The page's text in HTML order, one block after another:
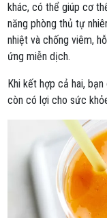
khác, có thể giúp cơ
năng phòng thủ tự
nhiệt và chống viêm,
ứng miễn dịch.
Khi kết hợp cả hai,
còn có lợi cho sức